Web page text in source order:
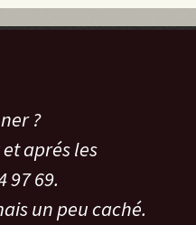
?
aprés les
97 69.
un peu caché.